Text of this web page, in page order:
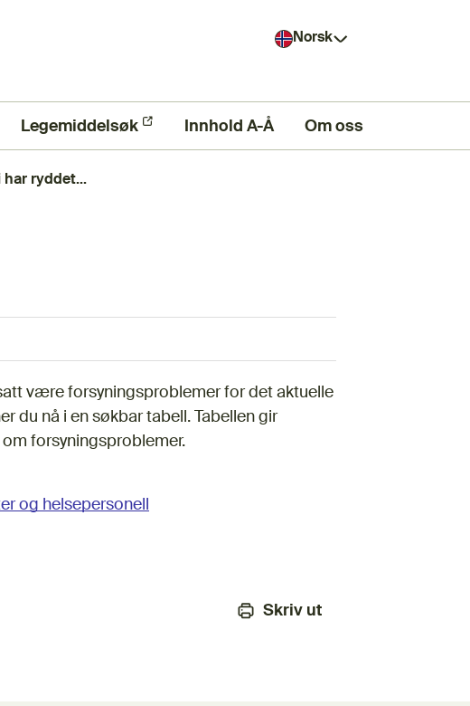
Norsk
Legemiddelsøk
(Ekstern lenke) Innhold A-Å Om oss
har ryddet...
være forsyningsproblemer for det aktuelle
du nå i en søkbar tabell. Tabellen gir
forsyningsproblemer.
og helsepersonell
Skriv ut